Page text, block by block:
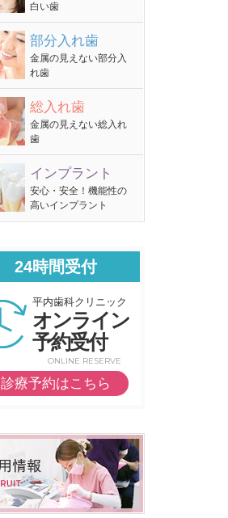
白い歯
部分入れ歯
金属の見えない部分入
れ歯
総入れ歯
金属の見えない総入れ
歯
インプラント
安心・安全！機能性の
高いインプラント
24時間受付
平内歯科クリニック
オンライン
予約受付
ONLINE RESERVE
診療予約はこちら